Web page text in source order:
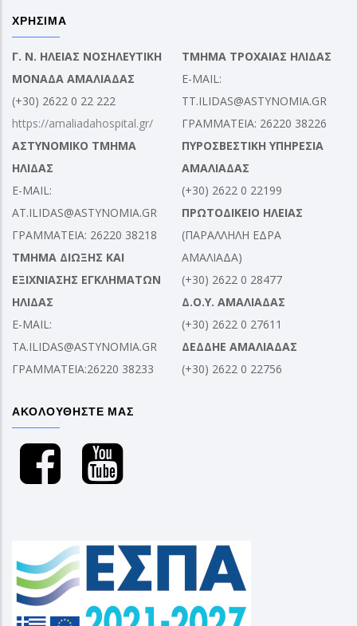
ΧΡΗΣΙΜΑ
Γ. Ν. ΗΛΕΙΑΣ ΝΟΣΗΛΕΥΤΙΚΗ
ΜΟΝΑΔΑ ΑΜΑΛΙΑΔΑΣ
(+30) 2622 0 22 222
https://amaliadahospital.gr/
ΑΣΤΥΝΟΜΙΚΟ ΤΜΗΜΑ
ΗΛΙΔΑΣ
E-MAIL:
AT.ILIDAS@ASTYNOMIA.GR
ΓΡΑΜΜΑΤΕΙΑ: 26220 38218
ΤΜΗΜΑ ΔΙΩΞΗΣ ΚΑΙ
ΕΞΙΧΝΙΑΣΗΣ ΕΓΚΛΗΜΑΤΩΝ
ΗΛΙΔΑΣ
E-MAIL:
TA.ILIDAS@ASTYNOMIA.GR
ΓΡΑΜΜΑΤΕΙΑ:26220 38233
ΤΜΗΜΑ ΤΡΟΧΑΙΑΣ ΗΛΙΔΑΣ
E-MAIL:
TT.ILIDAS@ASTYNOMIA.GR
ΓΡΑΜΜΑΤΕΙΑ: 26220 38226
ΠΥΡΟΣΒΕΣΤΙΚΗ ΥΠΗΡΕΣΙΑ
ΑΜΑΛΙΑΔΑΣ
(+30) 2622 0 22199
ΠΡΩΤΟΔΙΚΕΙΟ ΗΛΕΙΑΣ
(ΠΑΡΑΛΛΗΛΗ ΕΔΡΑ
ΑΜΑΛΙΑΔΑ)
(+30) 2622 0 28477
Δ.Ο.Υ. ΑΜΑΛΙΑΔΑΣ
(+30) 2622 0 27611
ΔΕΔΔΗΕ ΑΜΑΛΙΑΔΑΣ
(+30) 2622 0 22756
ΑΚΟΛΟΥΘΗΣΤΕ ΜΑΣ